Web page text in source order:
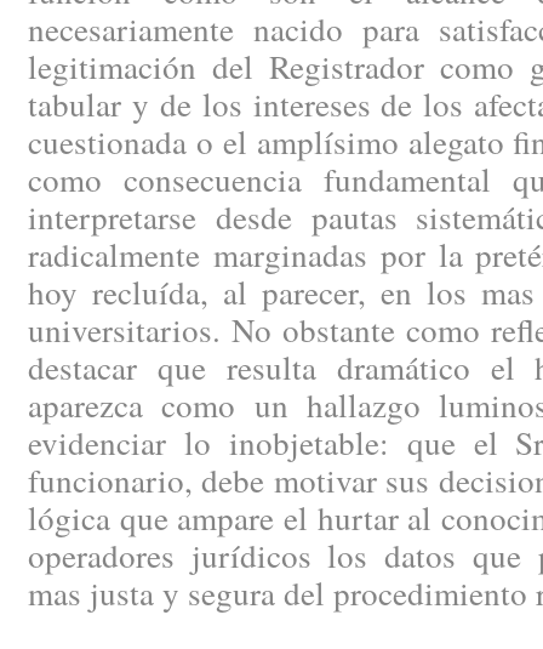
necesariamente nacido para
legitimación del Registrador como
tabular y de los intereses de los
cuestionada o el amplísimo alegato
como consecuencia fundamental
interpretarse desde pautas
radicalmente marginadas por la
hoy recluída, al parecer, en los mas
universitarios. No obstante como
destacar que resulta dramático
aparezca como un hallazgo
evidenciar lo inobjetable: que el
funcionario, debe motivar sus
lógica que ampare el hurtar al
operadores jurídicos los datos que
mas justa y segura del procedimiento